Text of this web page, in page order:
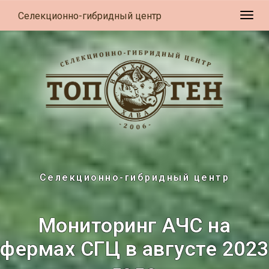
Селекционно-гибридный центр
Селекционно-гибридный центр
Мониторинг АЧС на
фермах СГЦ в августе 2023